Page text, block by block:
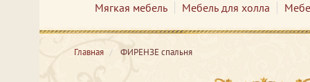
Мягкая мебель Мебель для холла
Главная ФИРЕНЗЕ спальня